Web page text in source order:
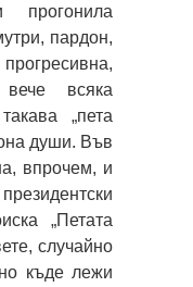
пардон,
вече всяка
„пета
души. Във
впрочем, и
„Петата
случайно
къде лежи